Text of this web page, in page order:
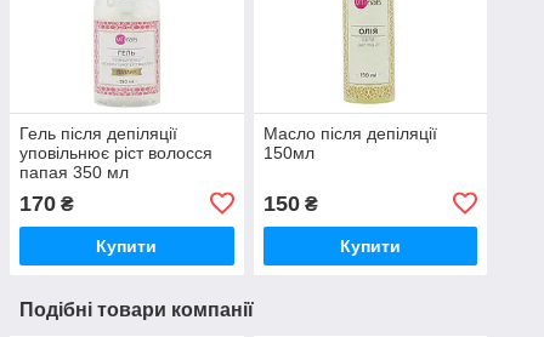
Гель після депіляції
уповільнює ріст волосся
папая 350 мл
170 ₴
Купити
Масло після депіляції
150мл
150₴
Купити
Подібні товари компанії